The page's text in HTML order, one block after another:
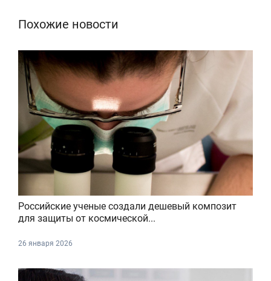
Похожие новости
Российские ученые создали дешевый композит
для защиты от космической...
26 января 2026